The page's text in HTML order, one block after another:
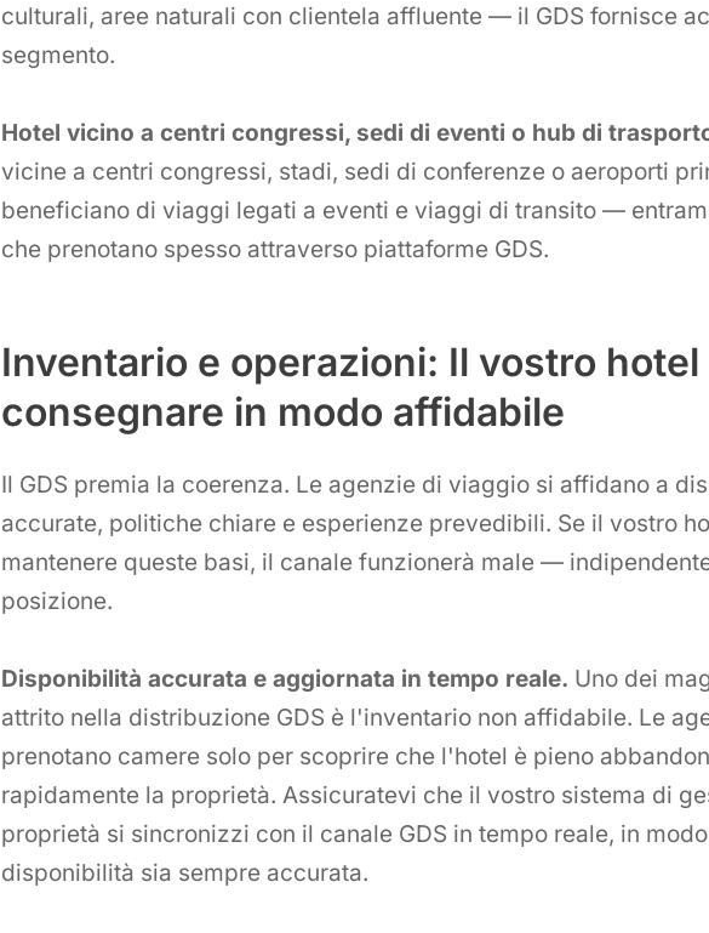
culturali, aree naturali con clientela affluente — il GDS fornisce
segmento.
Hotel vicino a centri congressi, sedi di eventi o hub di
vicine a centri congressi, stadi, sedi di conferenze o aeroporti
beneficiano di viaggi legati a eventi e viaggi di transito —
che prenotano spesso attraverso piattaforme GDS.
Inventario e operazioni: Il vostro
consegnare in modo affidabile
Il GDS premia la coerenza. Le agenzie di viaggio si affidano a
accurate, politiche chiare e esperienze prevedibili. Se il vostro
mantenere queste basi, il canale funzionerà male —
posizione.
Disponibilità accurata e aggiornata in tempo reale. Uno dei
attrito nella distribuzione GDS è l'inventario non affidabile. Le
prenotano camere solo per scoprire che l'hotel è pieno
rapidamente la proprietà. Assicuratevi che il vostro sistema di
proprietà si sincronizzi con il canale GDS in tempo reale, in
disponibilità sia sempre accurata.